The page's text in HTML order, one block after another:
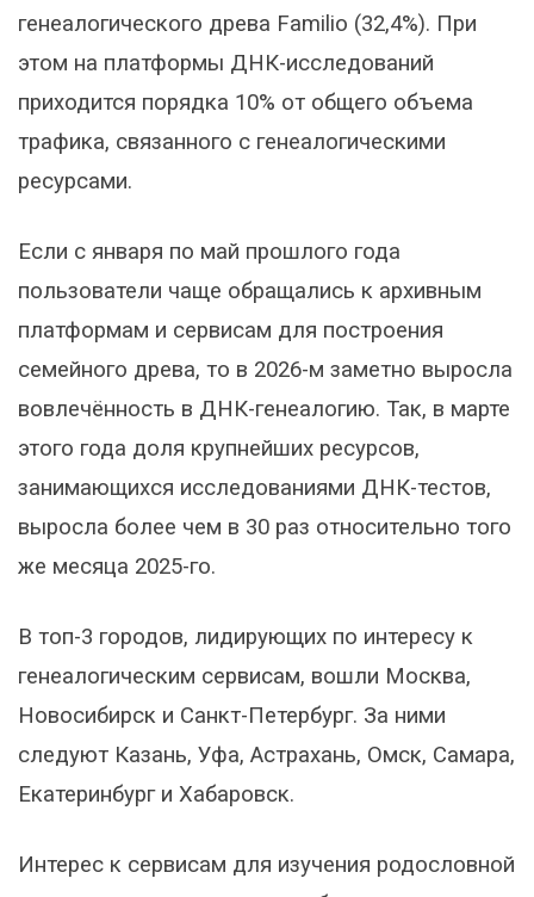
генеалогического древа Familio (32,4%). При
этом на платформы ДНК-исследований
приходится порядка 10% от общего объема
трафика, связанного с генеалогическими
ресурсами.
Если с января по май прошлого года
пользователи чаще обращались к архивным
платформам и сервисам для построения
семейного древа, то в 2026-м заметно выросла
вовлечённость в ДНК-генеалогию. Так, в марте
этого года доля крупнейших ресурсов,
занимающихся исследованиями ДНК-тестов,
выросла более чем в 30 раз относительно того
же месяца 2025-го.
В топ-3 городов, лидирующих по интересу к
генеалогическим сервисам, вошли Москва,
Новосибирск и Санкт-Петербург. За ними
следуют Казань, Уфа, Астрахань, Омск, Самара,
Екатеринбург и Хабаровск.
Интерес к сервисам для изучения родословной